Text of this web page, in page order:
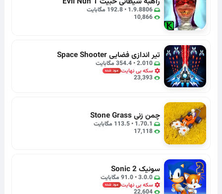
1.9.8806 • 192.8 مگابایت
10,866
تیر اندازی فضایی Space Shooter
2.010 • 354.4 مگابایت
سکه بی نهایت مود شده
23,393
چمن زنی Stone Grass
1.70.1 • 113.5 مگابایت
17,118
سونیک Sonic 2
3.0.0 • 91.0 مگابایت
سکه بی نهایت مود شده
22,604